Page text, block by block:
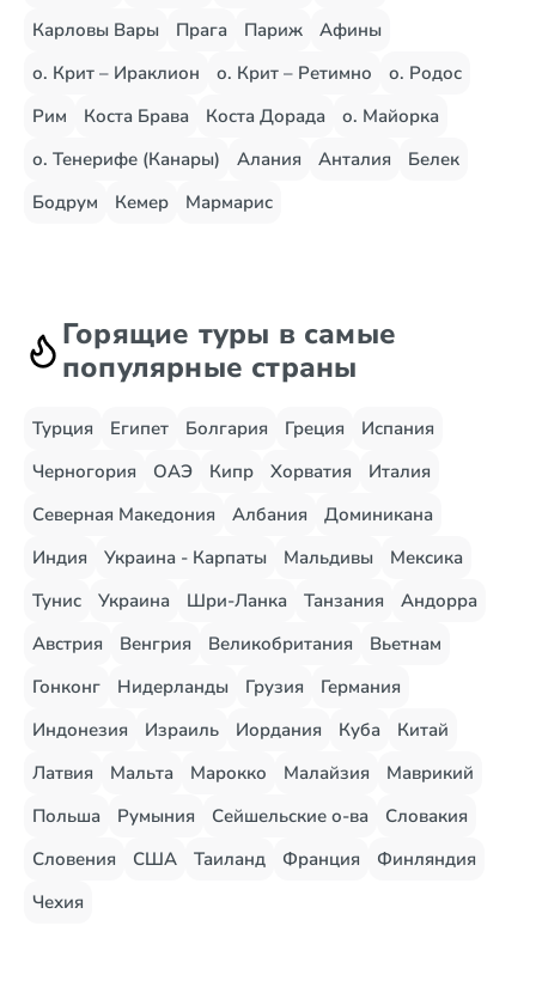
Карловы Вары
Прага Париж
Афины
о. Крит – Ираклион
о. Крит – Ретимно
о. Родос
Рим
Коста Брава Коста Дорада
о. Майорка
о. Тенерифе (Канары)
Алания Анталия
Белек
Бодрум
Кемер Мармарис
Горящие туры в самые
популярные страны
Турция Египет Болгария Греция
Испания
Черногория
ОАЭ Кипр Хорватия
Италия
Северная Македония
Албания
Доминикана
Индия
Украина - Карпаты Мальдивы
Мексика
Тунис
Украина Шри-Ланка Танзания
Андорра
Австрия
Венгрия Великобритания
Вьетнам
Гонконг
Нидерланды Грузия
Германия
Индонезия
Израиль Иордания Куба
Китай
Латвия
Мальта Марокко Малайзия
Маврикий
Польша
Румыния Сейшельские о-ва
Словакия
Словения
США Таиланд Франция
Финляндия
Чехия